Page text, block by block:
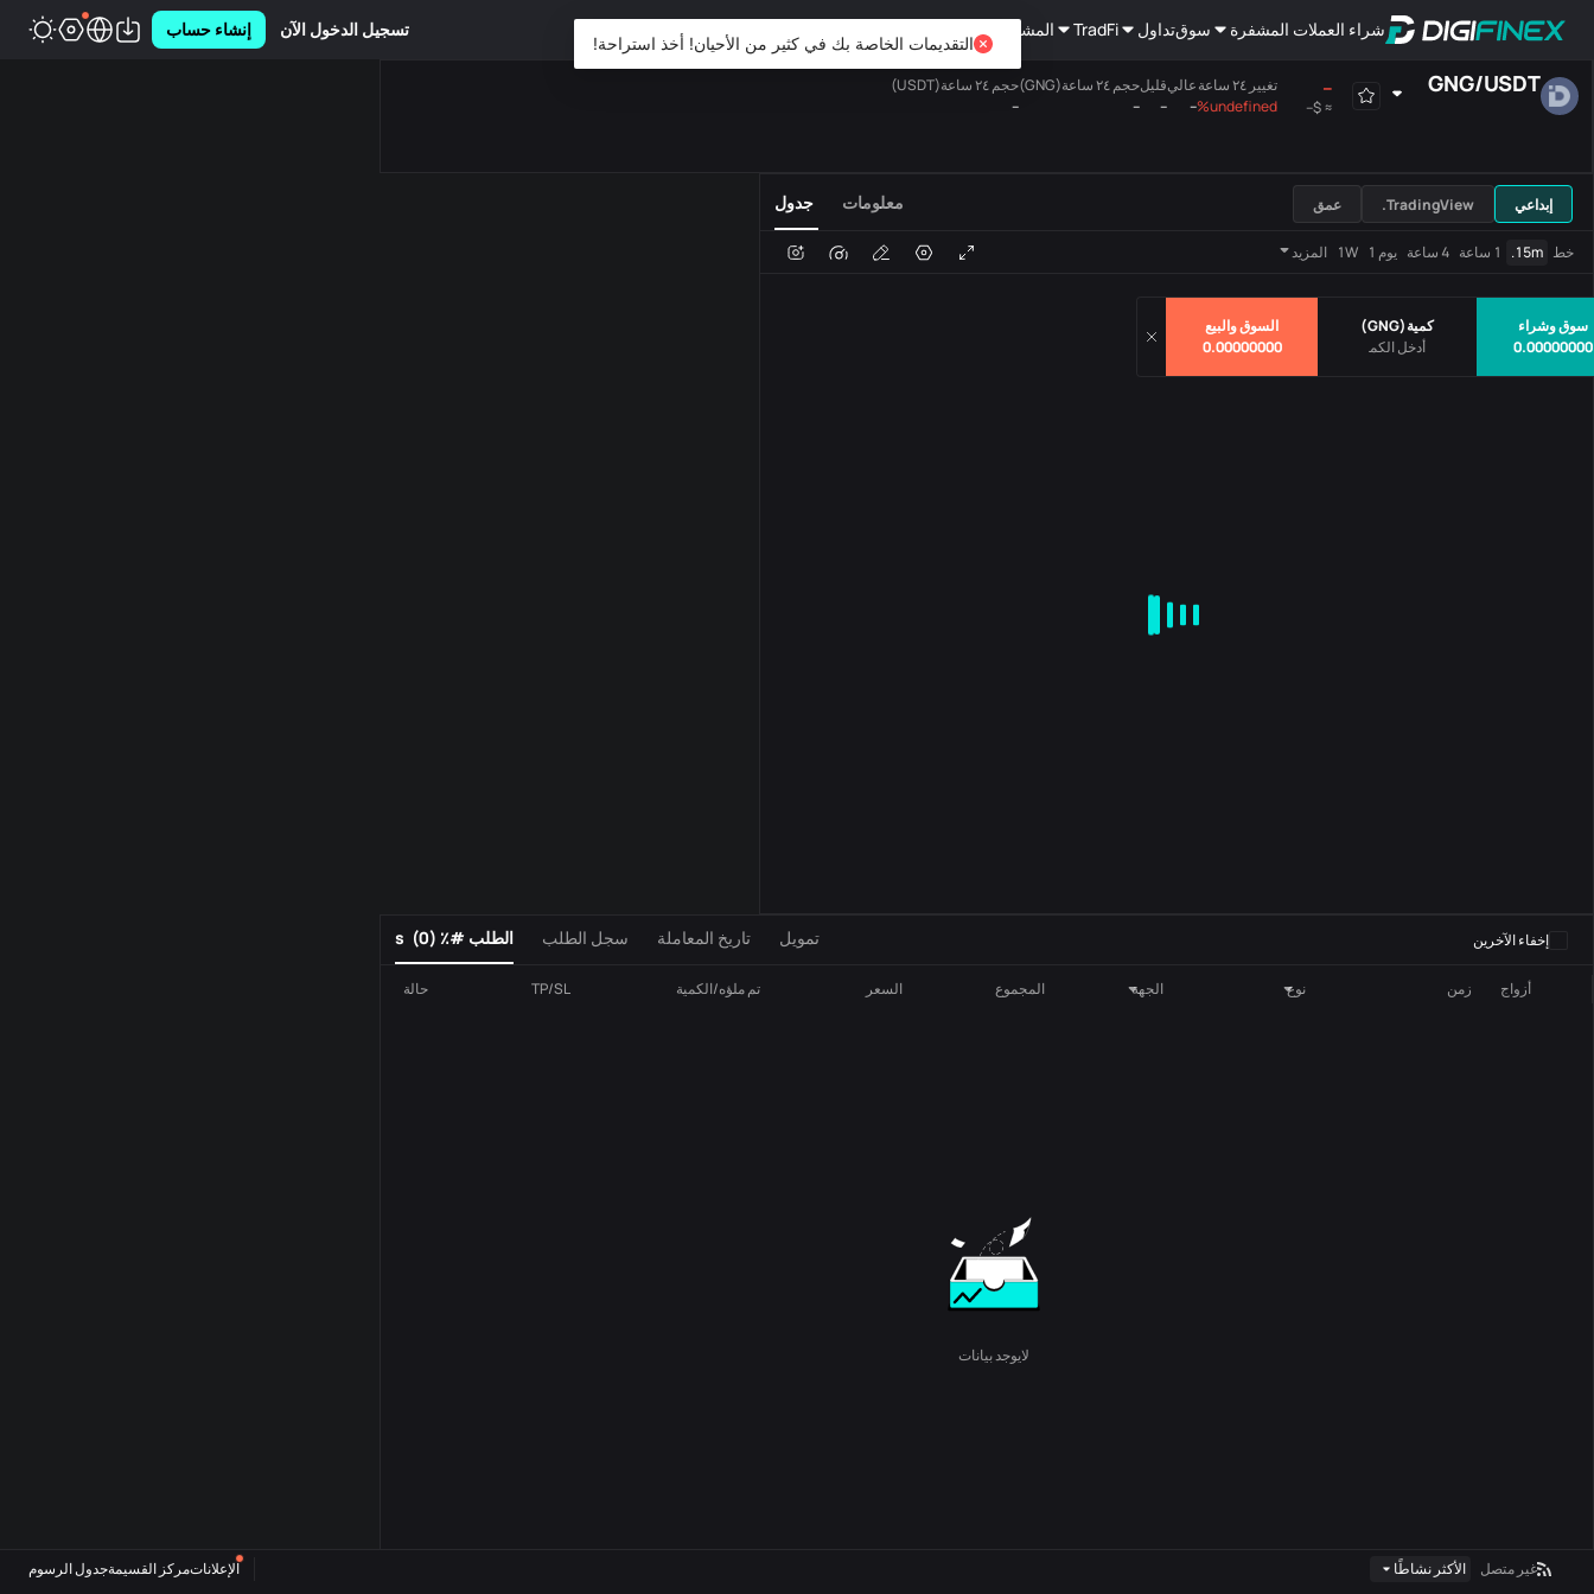
شراء العملات المشفرة سوقتداول TradFi المشتقات تسجيل الدخول الآن إنشاء حساب
سوق وشراء
0.00000000
كمية(
GNG
)
السوق والبيع
0.00000000
GNG/USDT
--
≈
$--
تغيير ٢٤ ساعة
undefined%
عالي
--
قليل
--
حجم ٢٤ ساعة(GNG)
--
حجم ٢٤ ساعة(USDT)
--
الجميع اللوحة الرئيسية
أزواج الصوت
جدول معلومات إبداعي TradingView. عمق
خط 15m. 1 ساعة 4 ساعة يوم 1 1W المزيد
الطلب #٪ s (0) سجل الطلب تاريخ المعاملة تمويل إخفاء الآخرين
أزواج زمن نوع الجهة المجموع السعر تم ملؤه/الكمية TP/SL حالة
لايوجد بيانات
غير متصل الأكثر نشاطًا الإعلاناتمركز القسيمةجدول الرسوم
التقديمات الخاصة بك في كثير من الأحيان! أخذ استراحة!